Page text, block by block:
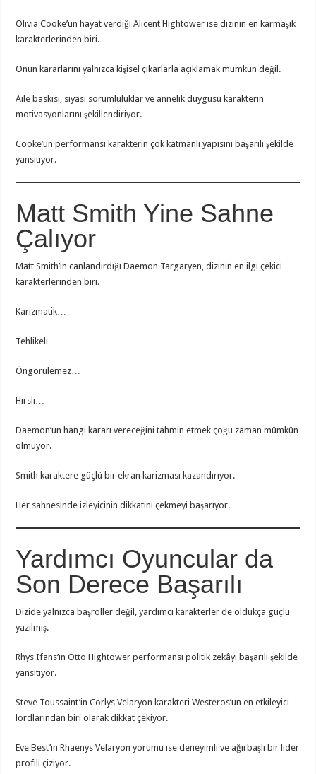
Olivia Cooke’un hayat verdiği Alicent Hightower ise dizinin en karmaşık
karakterlerinden biri.
Onun kararlarını yalnızca kişisel çıkarlarla açıklamak mümkün değil.
Aile baskısı, siyasi sorumluluklar ve annelik duygusu karakterin
motivasyonlarını şekillendiriyor.
Cooke’un performansı karakterin çok katmanlı yapısını başarılı şekilde
yansıtıyor.
Matt Smith Yine Sahne
Çalıyor
Matt Smith’in canlandırdığı Daemon Targaryen, dizinin en ilgi çekici
karakterlerinden biri.
Karizmatik…
Tehlikeli…
Öngörülemez…
Hırslı…
Daemon’un hangi kararı vereceğini tahmin etmek çoğu zaman mümkün
olmuyor.
Smith karaktere güçlü bir ekran karizması kazandırıyor.
Her sahnesinde izleyicinin dikkatini çekmeyi başarıyor.
Yardımcı Oyuncular da
Son Derece Başarılı
Dizide yalnızca başroller değil, yardımcı karakterler de oldukça güçlü
yazılmış.
Rhys Ifans’ın Otto Hightower performansı politik zekâyı başarılı şekilde
yansıtıyor.
Steve Toussaint’in Corlys Velaryon karakteri Westeros’un en etkileyici
lordlarından biri olarak dikkat çekiyor.
Eve Best’in Rhaenys Velaryon yorumu ise deneyimli ve ağırbaşlı bir lider
profili çiziyor.